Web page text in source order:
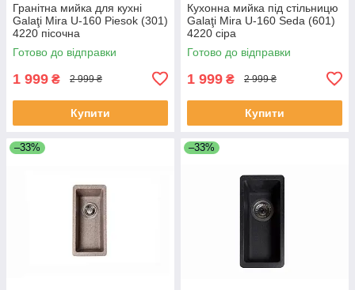
Гранітна мийка для кухні
Galaţi Mira U-160 Piesok (301)
4220 пісочна
Готово до відправки
1 999 ₴ 2 999 ₴
Купити
Кухонна мийка під стільницю
Galaţi Mira U-160 Seda (601)
4220 сіра
Готово до відправки
1 999 ₴ 2 999 ₴
Купити
–33% –33%